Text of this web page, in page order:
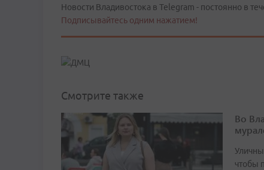
Новости Владивостока в Telegram - постоянно в
Подписывайтесь одним нажатием!
Смотрите также
Во
чтобы